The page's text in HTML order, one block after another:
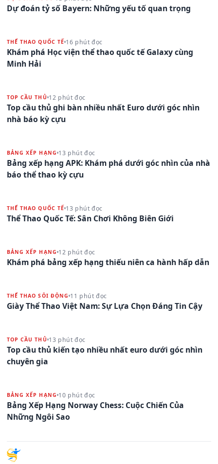
Dự đoán tỷ số Bayern: Những yếu tố quan trọng
THỂ THAO QUỐC TẾ 16 phút đọc
Khám phá Học viện thể thao quốc tế Galaxy cùng
Minh Hải
TOP CẦU THỦ 12 phút đọc
Top cầu thủ ghi bàn nhiều nhất Euro dưới góc nhìn
nhà báo kỳ cựu
BẢNG XẾP HẠNG 13 phút đọc
Bảng xếp hạng APK: Khám phá dưới góc nhìn của nhà
báo thể thao kỳ cựu
THỂ THAO QUỐC TẾ 13 phút đọc
Thể Thao Quốc Tế: Sân Chơi Không Biên Giới
BẢNG XẾP HẠNG 12 phút đọc
Khám phá bảng xếp hạng thiếu niên ca hành hấp dẫn
THỂ THAO SÔI ĐỘNG 11 phút đọc
Giày Thể Thao Việt Nam: Sự Lựa Chọn Đáng Tin Cậy
TOP CẦU THỦ 13 phút đọc
Top cầu thủ kiến tạo nhiều nhất euro dưới góc nhìn
chuyên gia
BẢNG XẾP HẠNG 10 phút đọc
Bảng Xếp Hạng Norway Chess: Cuộc Chiến Của
Những Ngôi Sao